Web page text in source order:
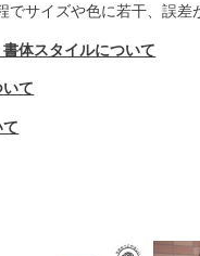
でサイズや色に若干、誤差
体スタイルについて
て